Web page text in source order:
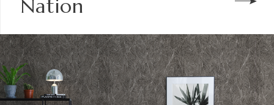
Nation